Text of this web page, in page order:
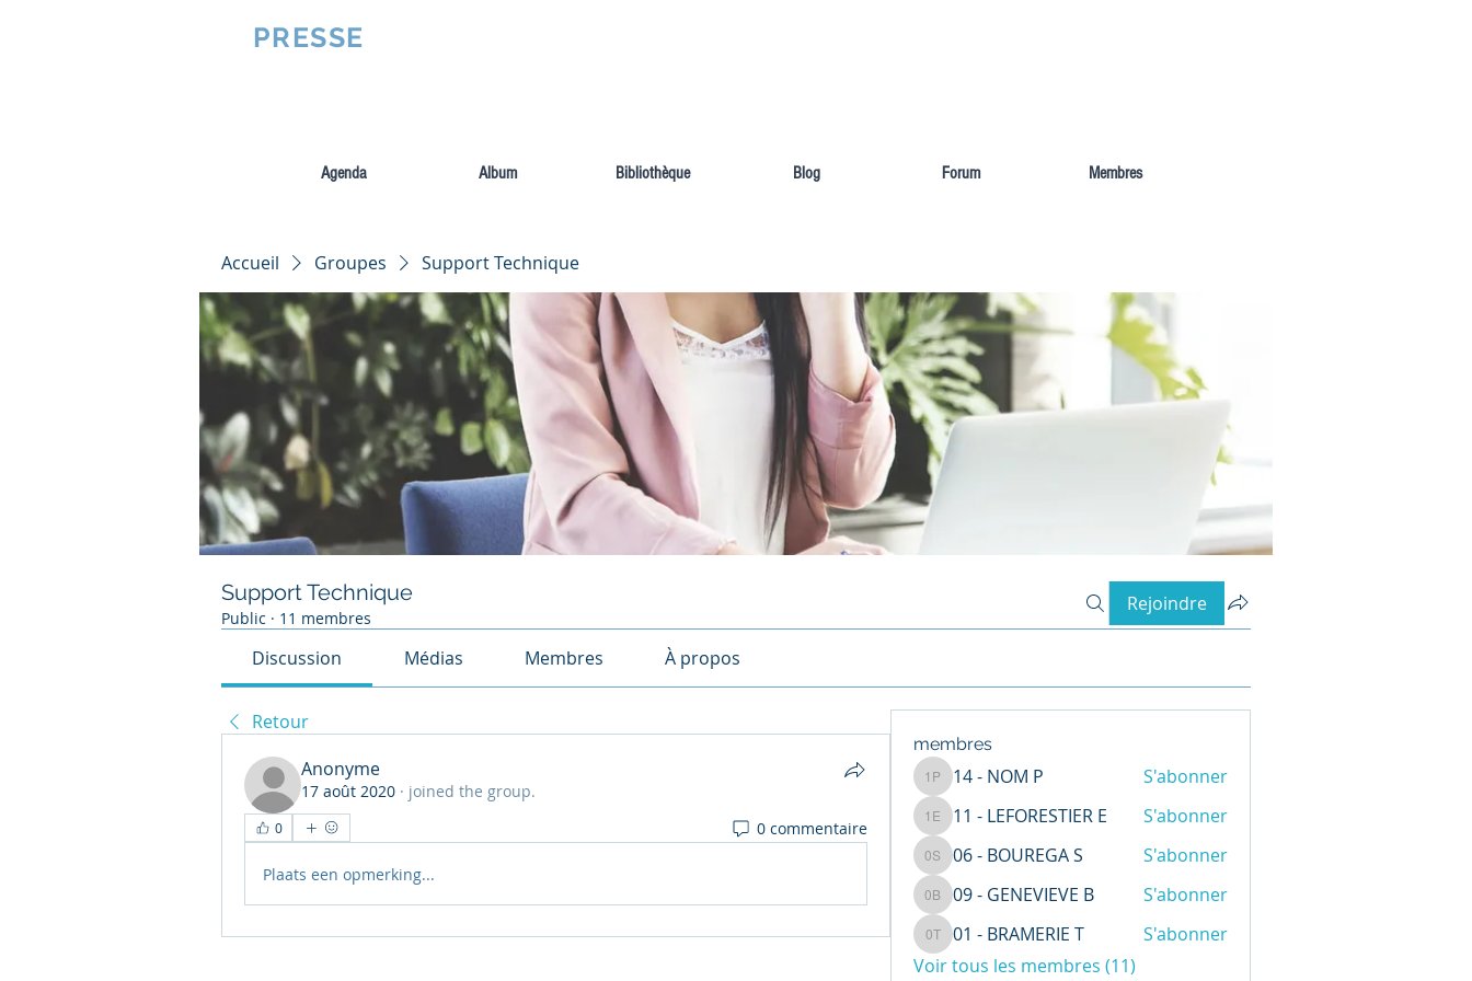
PRESSE
Agenda Album Bibliothèque Blog Forum Membres
Accueil Groupes Support Technique
Support Technique
Public · 11 membres
Rejoindre
Discussion Médias Membres À propos
Retour
Anonyme
17 août 2020 · joined the group.
0 0 commentaire
Plaats een opmerking...
membres
14 - NOM P
14 - NOM P S'abonner
11 - LEFORESTIER E
11 - LEFORESTIER E S'abonner
06 - BOUREGA S
06 - BOUREGA S S'abonner
09 - GENEVIEVE B
09 - GENEVIEVE B S'abonner
01 - BRAMERIE T
01 - BRAMERIE T
S'abonner
Voir tous les membres (11)